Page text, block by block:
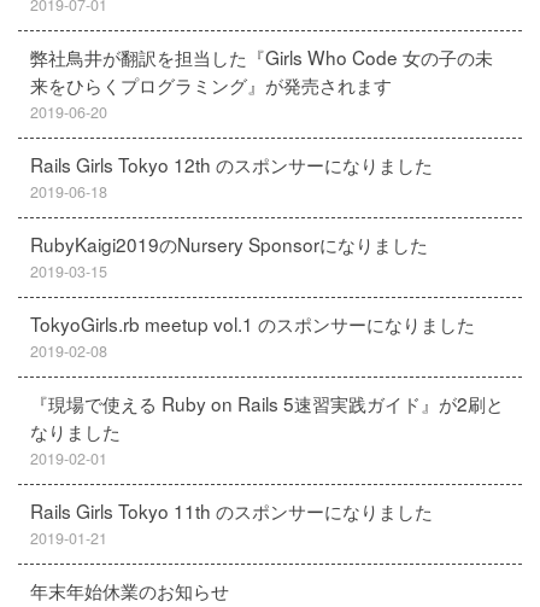
2019-07-01
弊社鳥井が翻訳を担当した『Girls Who Code 女の子の未
来をひらくプログラミング』が発売されます
2019-06-20
Rails Girls Tokyo 12th のスポンサーになりました
2019-06-18
RubyKaigi2019のNursery Sponsorになりました
2019-03-15
TokyoGirls.rb meetup vol.1 のスポンサーになりました
2019-02-08
『現場で使える Ruby on Rails 5速習実践ガイド』が2刷と
なりました
2019-02-01
Rails Girls Tokyo 11th のスポンサーになりました
2019-01-21
年末年始休業のお知らせ